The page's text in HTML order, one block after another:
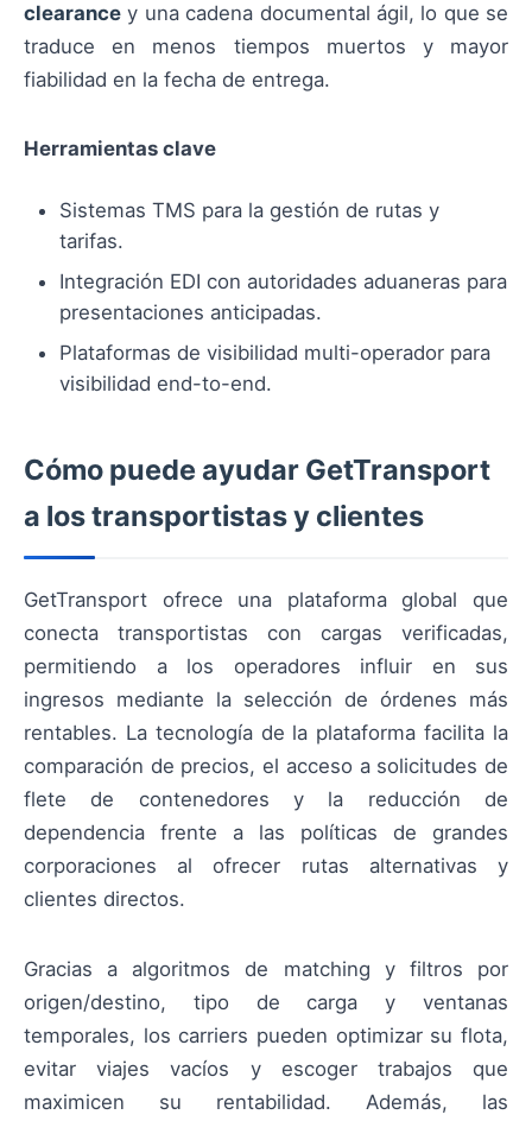
clearance y una cadena documental ágil, lo que se
traduce en menos tiempos muertos y mayor
fiabilidad en la fecha de entrega.
Herramientas clave
Sistemas TMS para la gestión de rutas y
tarifas.
Integración EDI con autoridades aduaneras para
presentaciones anticipadas.
Plataformas de visibilidad multi-operador para
visibilidad end-to-end.
Cómo puede ayudar GetTransport
a los transportistas y clientes
GetTransport ofrece una plataforma global que
conecta transportistas con cargas verificadas,
permitiendo a los operadores influir en sus
ingresos mediante la selección de órdenes más
rentables. La tecnología de la plataforma facilita la
comparación de precios, el acceso a solicitudes de
flete de contenedores y la reducción de
dependencia frente a las políticas de grandes
corporaciones al ofrecer rutas alternativas y
clientes directos.
Gracias a algoritmos de matching y filtros por
origen/destino, tipo de carga y ventanas
temporales, los carriers pueden optimizar su flota,
evitar viajes vacíos y escoger trabajos que
maximicen su rentabilidad. Además, las